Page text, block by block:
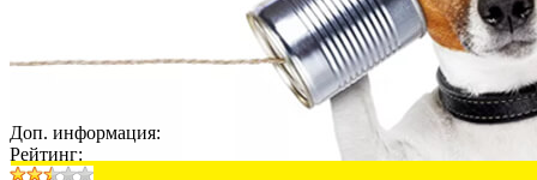
Доп. информация:
Рейтинг: